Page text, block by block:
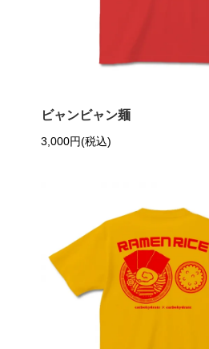
ビャンビャン麺
3,000円(税込)